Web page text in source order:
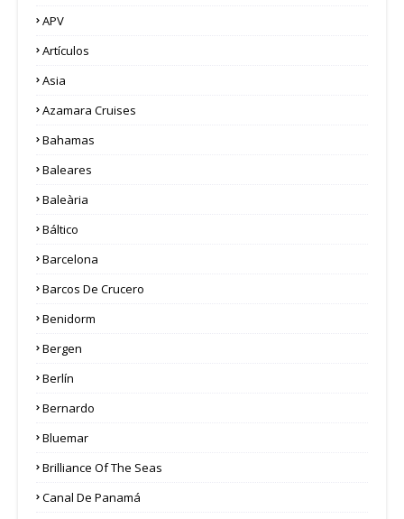
APV
Artículos
Asia
Azamara Cruises
Bahamas
Baleares
Baleària
Báltico
Barcelona
Barcos De Crucero
Benidorm
Bergen
Berlín
Bernardo
Bluemar
Brilliance Of The Seas
Canal De Panamá